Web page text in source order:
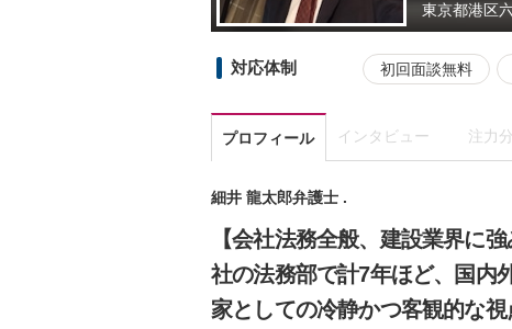
東京都港区
対応体制 初回面談無料
プロフィール インタビュー 注力
細井 龍太郎弁護士 .
【会社法務全般、建設業界に
社の法務部で計7年ほど、国内
家としての冷静かつ客観的な